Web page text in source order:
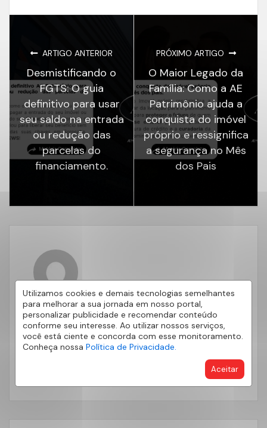
Utilizamos cookies e demais tecnologias semelhantes
para melhorar a sua jornada em nosso portal,
personalizar publicidade e recomendar conteúdo
conforme seu interesse. Ao utilizar nossos serviços,
você está ciente e concorda com esse monitoramento.
Conheça nossa Política de Privacidade.
Aceitar
ARTIGO ANTERIOR
Desmistificando o
FGTS: O guia
definitivo para usar
seu saldo na entrada
ou redução das
parcelas do
financiamento.
PRÓXIMO ARTIGO
O Maior Legado da
Família: Como a AE
Patrimônio ajuda a
conquista do imóvel
próprio e ressignifica
a segurança no Mês
dos Pais
AE PATRIMÔNIO
Este artigo foi produzido pela AE Patrimônio. Gostou?
Compartilhe suas sugestões e dicas, nossos
consultores vão adorar conversar com você. Deixe